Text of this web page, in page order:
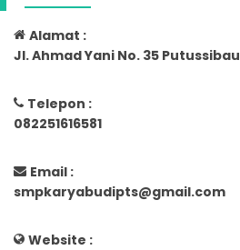
Alamat :
Jl. Ahmad Yani No. 35 Putussibau
Telepon :
082251616581
Email :
smpkaryabudipts@gmail.com
Website :